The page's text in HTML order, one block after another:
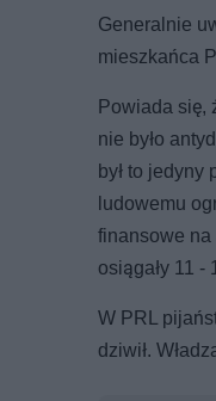
Generalnie
mieszkańca
Powiada się,
nie było
był to jedyny
ludowemu
finansowe
osiągały 11 -
W PRL
dziwił.